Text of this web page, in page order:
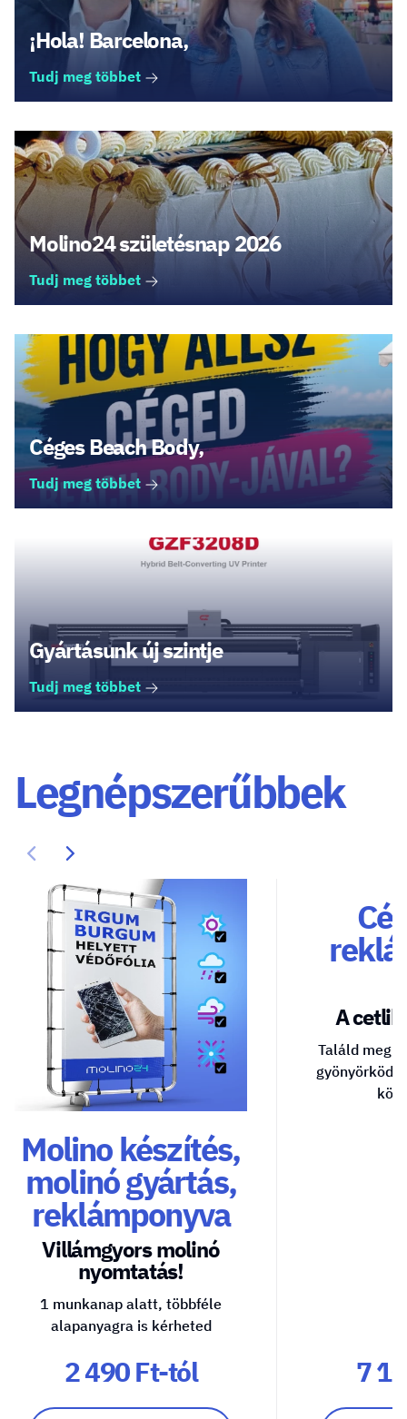
¡Hola! Barcelona,
Tudj meg többet
Molino24 születésnap 2026
Tudj meg többet
Céges Beach Body,
Tudj meg többet
Gyártásunk új szintje
Tudj meg többet
Legnépszerűbbek
Molino készítés,
molinó gyártás,
reklámponyva
Villámgyors molinó
nyomtatás!
1 munkanap alatt, többféle
alapanyagra is kérheted
2 490 Ft-tól
A
Találd meg
7